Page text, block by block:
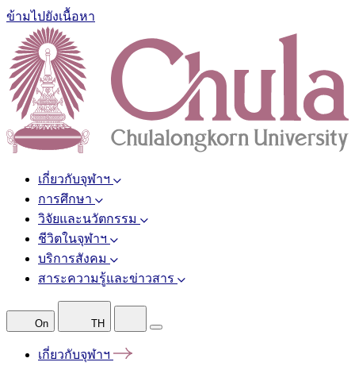
ข้ามไปยังเนื้อหา
เกี่ยวกับจุฬาฯ
การศึกษา
วิจัยและนวัตกรรม
ชีวิตในจุฬาฯ
บริการสังคม
สาระความรู้และข่าวสาร
On TH
เกี่ยวกับจุฬาฯ